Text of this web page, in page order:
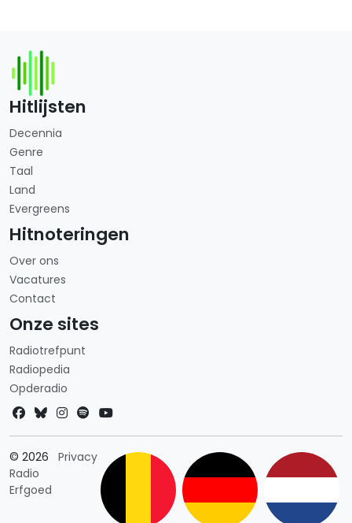
Hitlijsten
Decennia
Genre
Taal
Land
Evergreens
Hitnoteringen
Over ons
Vacatures
Contact
Onze sites
Radiotrefpunt
Radiopedia
Opderadio
© 2026
Radio
Erfgoed
PrivacyLandkeuze